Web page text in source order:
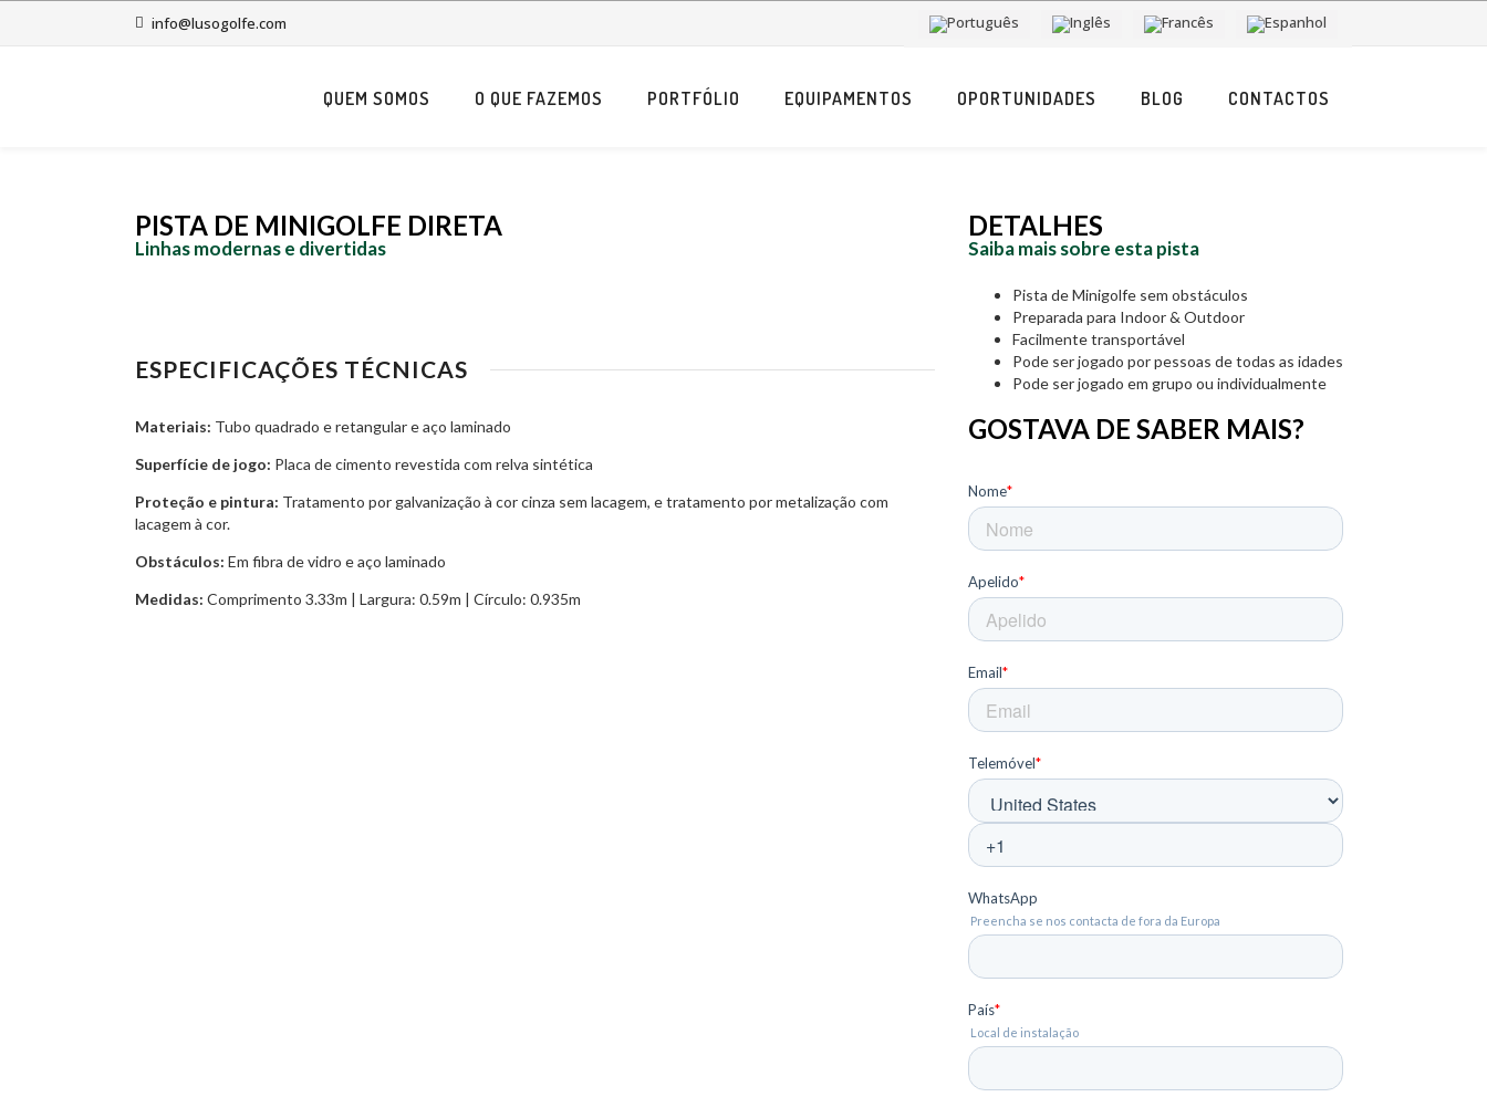
info@lusogolfe.com
QUEM SOMOS O QUE FAZEMOS PORTFÓLIO EQUIPAMENTOS OPORTUNIDADES BLOG CONTACTOS
PISTA DE MINIGOLFE DIRETA
Linhas modernas e divertidas
ESPECIFICAÇÕES TÉCNICAS
Materiais: Tubo quadrado e retangular e aço laminado
Superfície de jogo: Placa de cimento revestida com relva sintética
Proteção e pintura: Tratamento por galvanização à cor cinza sem lacagem, e tratamento por metalização com
lacagem à cor.
Obstáculos: Em fibra de vidro e aço laminado
Medidas: Comprimento 3.33m | Largura: 0.59m | Círculo: 0.935m
DETALHES
Saiba mais sobre esta pista
Pista de Minigolfe sem obstáculos
Preparada para Indoor & Outdoor
Facilmente transportável
Pode ser jogado por pessoas de todas as idades
Pode ser jogado em grupo ou individualmente
GOSTAVA DE SABER MAIS?